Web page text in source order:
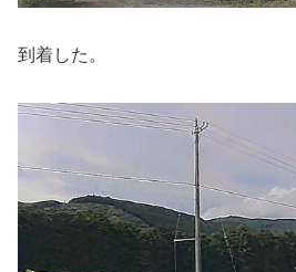
到着した。